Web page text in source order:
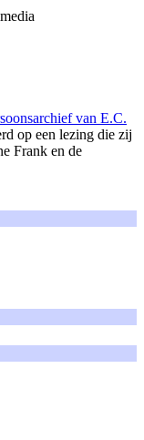
van E.C.
op een lezing die zij
Frank en de